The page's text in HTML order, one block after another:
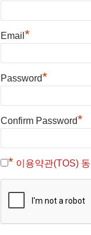
Email *
Password*
Confirm Password*
* 이용약관(TOS) 동